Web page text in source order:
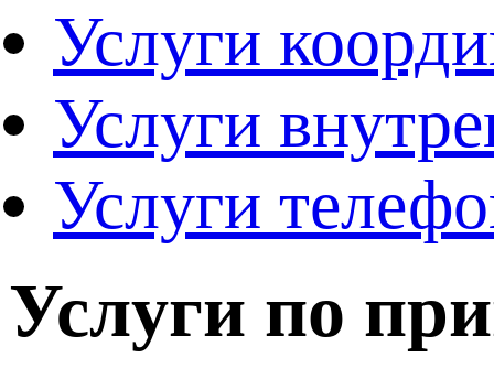
Услуги
Услуги
Услуги
Услуги по